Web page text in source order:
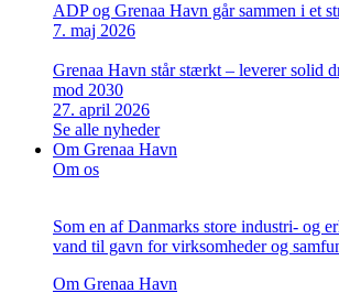
ADP og Grenaa Havn går sammen i et
7. maj 2026
Grenaa Havn står stærkt – leverer solid
mod 2030
27. april 2026
Se alle nyheder
Om Grenaa Havn
Om os
Som en af Danmarks store industri- og
vand til gavn for virksomheder og
Om Grenaa Havn